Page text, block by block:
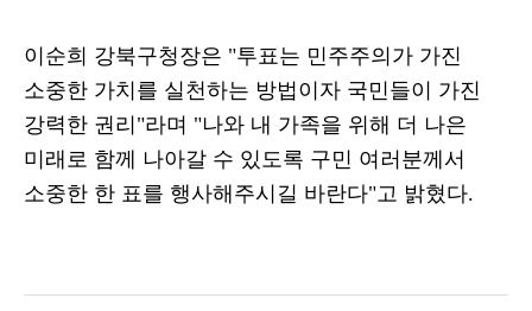
이순희 강북구청장은 "투표는 민주주의가 가진
소중한 가치를 실천하는 방법이자 국민들이 가진
강력한 권리 "라며 "나와 내 가족을 위해 더 나은
미래로 함께 나아갈 수 있도록 구민 여러분께서
소중한 한 표를 행사해주시길 바란다"고 밝혔다.